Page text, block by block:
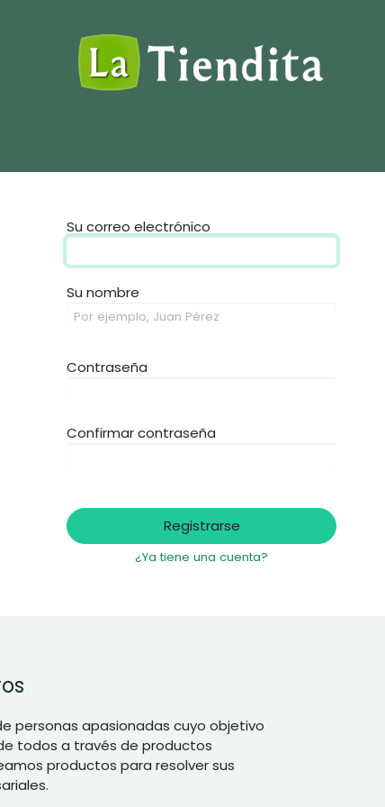
Su correo electrónico
Su nombre
Contraseña
Confirmar contraseña
Registrarse
¿Ya tiene una cuenta?
personas apasionadas cuyo objetivo
todos a través de productos
productos para resolver sus